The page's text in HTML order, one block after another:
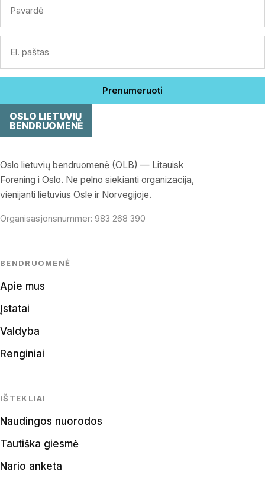
Prenumeruoti
OSLO LIETUVIŲ
BENDRUOMENĖ
Oslo lietuvių bendruomenė (OLB) — Litauisk
Forening i Oslo. Ne pelno siekianti organizacija,
vienijanti lietuvius Osle ir Norvegijoje.
Organisasjonsnummer: 983 268 390
BENDRUOMENĖ
Apie mus
Įstatai
Valdyba
Renginiai
IŠTEKLIAI
Naudingos nuorodos
Tautiška giesmė
Nario anketa